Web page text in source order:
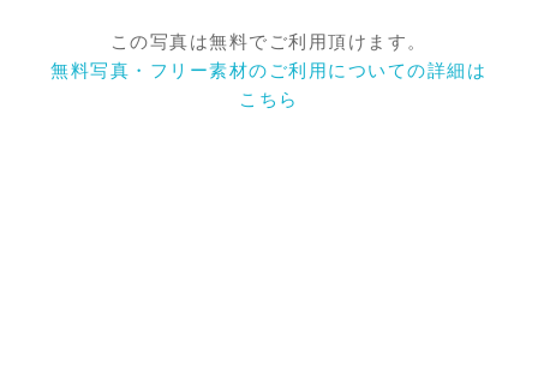
この写真は無料でご利用頂けます。
無料写真・フリー素材のご利用についての詳細は
こちら